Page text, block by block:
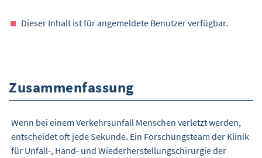
Dieser Inhalt ist für angemeldete Benutzer verfügbar.
Zusammenfassung
Wenn bei einem Verkehrsunfall Menschen verletzt werden,
entscheidet oft jede Sekunde. Ein Forschungsteam der Klinik
für Unfall-, Hand- und Wiederherstellungschirurgie der